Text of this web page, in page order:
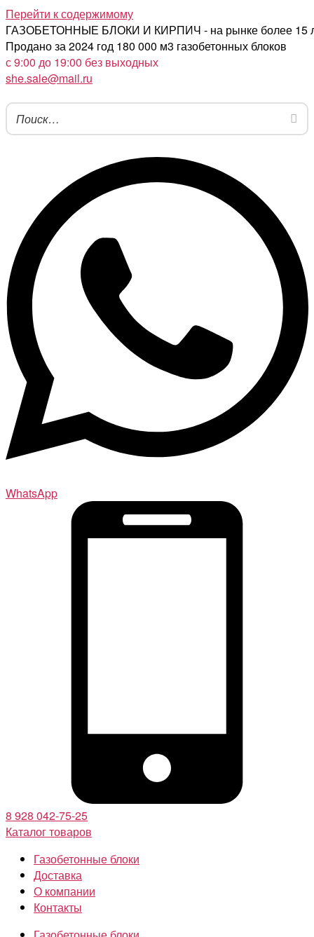
Перейти к содержимому
ГАЗОБЕТОННЫЕ БЛОКИ И КИРПИЧ - на рынке более 15
Продано за 2024 год 180 000 м3 газобетонных блоков
с 9:00 до 19:00 без выходных
she.sale@mail.ru
WhatsApp
8 928 042-75-25
Каталог товаров
Газобетонные блоки
Доставка
О компании
Контакты